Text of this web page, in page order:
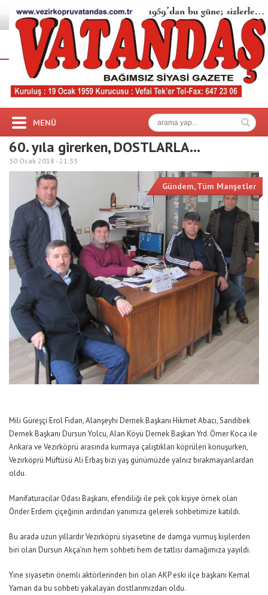
MENÜ
60. yıla girerken, DOSTLARLA…
30 Ocak 2018 -21:33
Gündem,Tüm Manşetler
Mili Güreşçi Erol Fidan, Alanşeyhi Dernek Başkanı Hikmet Abacı, Sarıdibek
Dernek Başkanı Dursun Yolcu, Alan Köyü Dernek Başkan Yrd. Ömer Koca ile
Ankara ve Vezirköprü arasında kurmaya çalıştıkları köprüleri konuşurken,
Vezirköprü Müftüsü Ali Erbaş bizi yaş günümüzde yalnız bırakmayanlardan
oldu.
Manifaturacılar Odası Başkanı, efendiliği ile pek çok kişiye örnek olan
Önder Erdem çiçeğinin ardından yanımıza gelerek sohbetimize katıldı.
Bu arada uzun yıllardır Vezirköprü siyasetine de damga vurmuş kişilerden
biri olan Dursun Akça’nın hem sohbeti hem de tatlısı damağımıza yayıldı.
Yine siyasetin önemli aktörlerinden biri olan AKP eski ilçe başkanı Kemal
Yaman da bu sohbeti yakalayan dostlarımızdan oldu.